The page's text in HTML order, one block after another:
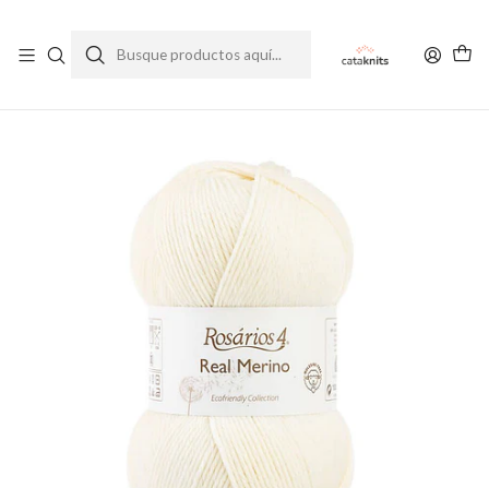
Inicio Lanas e Hilados Otoño/Invierno